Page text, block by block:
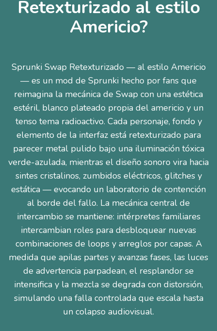
Retexturizado al estilo
Americio?
Sprunki Swap Retexturizado — al estilo Americio
— es un mod de Sprunki hecho por fans que
reimagina la mecánica de Swap con una estética
estéril, blanco plateado propia del americio y un
tenso tema radioactivo. Cada personaje, fondo y
elemento de la interfaz está retexturizado para
parecer metal pulido bajo una iluminación tóxica
verde-azulada, mientras el diseño sonoro vira hacia
sintes cristalinos, zumbidos eléctricos, glitches y
estática — evocando un laboratorio de contención
al borde del fallo. La mecánica central de
intercambio se mantiene: intérpretes familiares
intercambian roles para desbloquear nuevas
combinaciones de loops y arreglos por capas. A
medida que apilas partes y avanzas fases, las luces
de advertencia parpadean, el resplandor se
intensifica y la mezcla se degrada con distorsión,
simulando una falla controlada que escala hasta
un colapso audiovisual.